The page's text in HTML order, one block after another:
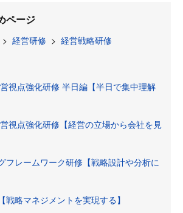
ページ
> 経営研修 > 経営戦略研修
視点強化研修 半日編【半日で集中理解
視点強化研修【経営の立場から会社を見
フレームワーク研修【戦略設計や分析に
戦略マネジメントを実現する】